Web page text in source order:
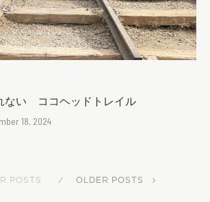
ない ココヘッドトレイル
18, 2024
POSTS OLDER POSTS